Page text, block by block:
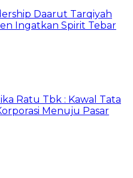
Daarut Tarqiyah
Ingatkan Spirit Tebar
Ratu Tbk : Kawal Tata
Menuju Pasar